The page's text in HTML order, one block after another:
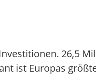
26,5
ist Europas